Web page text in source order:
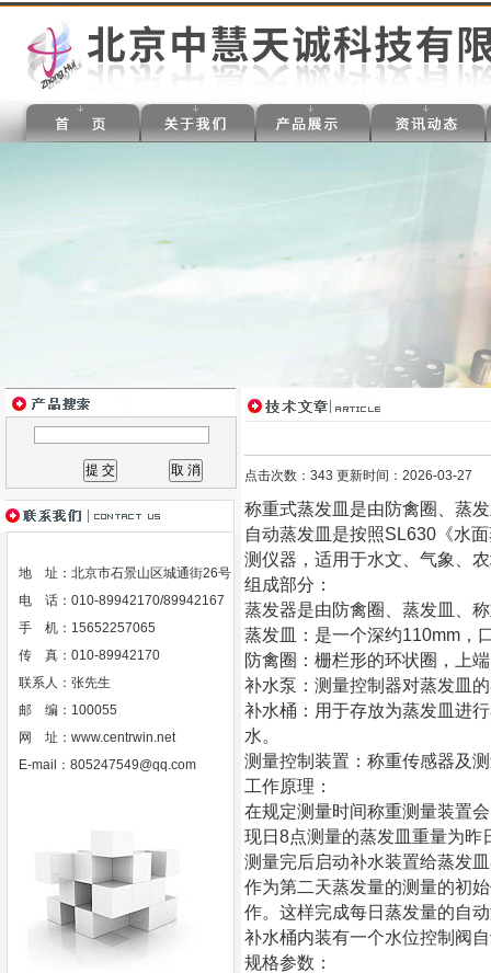
地 址：北京市石景山区城通街26号
电 话：010-89942170/89942167
手 机：15652257065
传 真：010-89942170
联系人：张先生
邮 编：100055
网 址： www.centrwin.net
E-mail： 805247549@qq.com
点击次数：343 更新时间：2026-03-27
称重式蒸发皿是由防禽圈、蒸
自动蒸发皿是按照SL630《水
测仪器，适用于水文、气象、
组成部分：
蒸发器是由防禽圈、蒸发皿、
蒸发皿：是一个深约110mm，
防禽圈：栅栏形的环状圈，上
补水泵：测量控制器对蒸发皿
补水桶：用于存放为蒸发皿进
水。
测量控制装置：称重传感器及
工作原理：
在规定测量时间称重测量装置
现日8点测量的蒸发皿重量为昨
测量完后启动补水装置给蒸发
作为第二天蒸发量的测量的初
作。这样完成每日蒸发量的自
补水桶内装有一个水位控制阀
规格参数：